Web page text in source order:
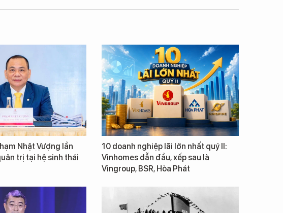
Nhật Vượng lần
trị tại hệ sinh thái
10 doanh nghiệp lãi lớn nhất quý II:
Vinhomes dẫn đầu, xếp sau là
Vingroup, BSR, Hòa Phát